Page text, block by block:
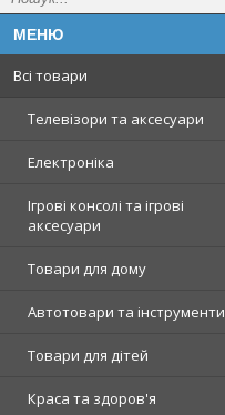
Всі товари
Телевізори та аксесуари
Електроніка
Ігрові консолі та ігрові
аксесуари
Товари для дому
Автотовари та інструменти
Товари для дітей
Краса та здоров'я